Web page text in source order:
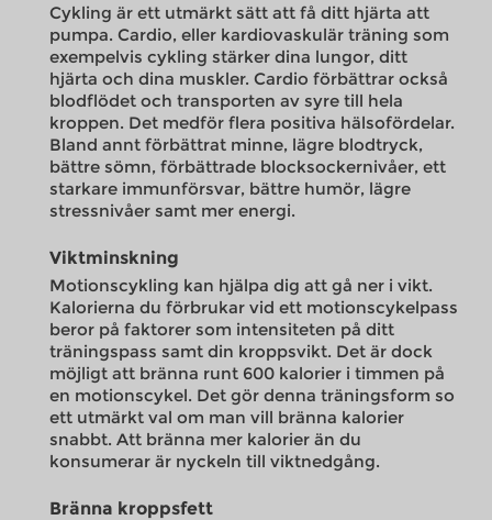
Cykling är ett utmärkt sätt att få ditt hjärta att
pumpa. Cardio, eller kardiovaskulär träning som
exempelvis cykling stärker dina lungor, ditt
hjärta och dina muskler. Cardio förbättrar också
blodflödet och transporten av syre till hela
kroppen. Det medför flera positiva hälsofördelar.
Bland annt förbättrat minne, lägre blodtryck,
bättre sömn, förbättrade blocksockernivåer, ett
starkare immunförsvar, bättre humör, lägre
stressnivåer samt mer energi.
Viktminskning
Motionscykling kan hjälpa dig att gå ner i vikt.
Kalorierna du förbrukar vid ett motionscykelpass
beror på faktorer som intensiteten på ditt
träningspass samt din kroppsvikt. Det är dock
möjligt att bränna runt 600 kalorier i timmen på
en motionscykel. Det gör denna träningsform so
ett utmärkt val om man vill bränna kalorier
snabbt. Att bränna mer kalorier än du
konsumerar är nyckeln till viktnedgång.
Bränna kroppsfett